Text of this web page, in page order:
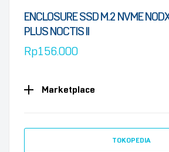
ENCLOSURE SSD M.2 NVME
PLUS NOCTIS II
Rp156.000
Marketplace
TOKOPEDIA